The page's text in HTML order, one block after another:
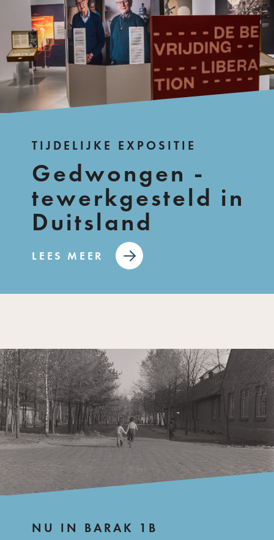
TIJDELIJKE EXPOSITIE
Gedwongen -
tewerkgesteld in
Duitsland
LEES MEER
NU IN BARAK 1B